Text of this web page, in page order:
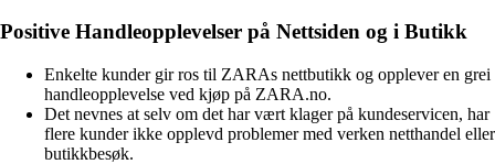
Positive Handleopplevelser på Nettsiden og i Butikk
Enkelte kunder gir ros til ZARAs nettbutikk og opplever en grei
handleopplevelse ved kjøp på ZARA.no.
Det nevnes at selv om det har vært klager på kundeservicen, har
flere kunder ikke opplevd problemer med verken netthandel eller
butikkbesøk.